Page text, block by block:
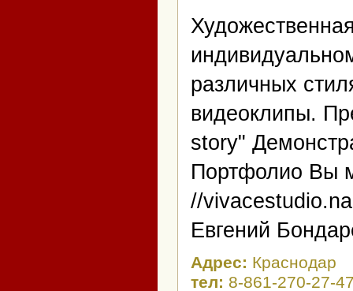
различных
видеоклипы.
story"
Портфолио Вы
//
Евгений
Адрес: Краснодар
тел: 8-861-270-27-